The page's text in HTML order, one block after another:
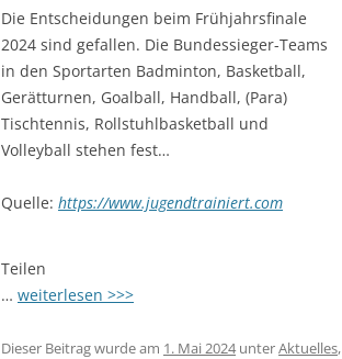
Die Entscheidungen beim Frühjahrsfinale
2024 sind gefallen. Die Bundessieger-Teams
in den Sportarten Badminton, Basketball,
Gerätturnen, Goalball, Handball, (Para)
Tischtennis, Rollstuhlbasketball und
Volleyball stehen fest…
Quelle: https://www.jugendtrainiert.com
Teilen
… weiterlesen >>>
Dieser Beitrag wurde am 1. Mai 2024unterAktuelles,